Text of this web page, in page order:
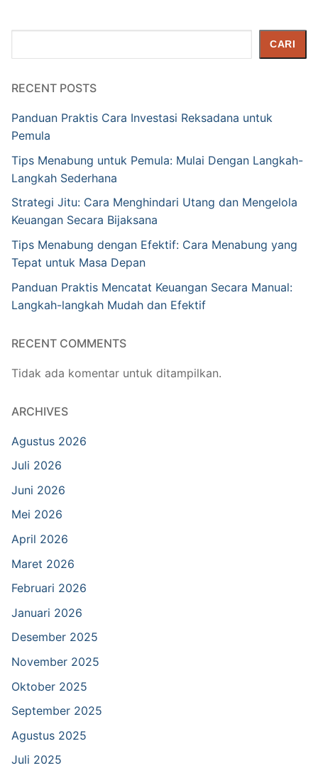
CARI
RECENT POSTS
Panduan Praktis Cara Investasi Reksadana untuk
Pemula
Tips Menabung untuk Pemula: Mulai Dengan Langkah-
Langkah Sederhana
Strategi Jitu: Cara Menghindari Utang dan Mengelola
Keuangan Secara Bijaksana
Tips Menabung dengan Efektif: Cara Menabung yang
Tepat untuk Masa Depan
Panduan Praktis Mencatat Keuangan Secara Manual:
Langkah-langkah Mudah dan Efektif
RECENT COMMENTS
Tidak ada komentar untuk ditampilkan.
ARCHIVES
Agustus 2026
Juli 2026
Juni 2026
Mei 2026
April 2026
Maret 2026
Februari 2026
Januari 2026
Desember 2025
November 2025
Oktober 2025
September 2025
Agustus 2025
Juli 2025